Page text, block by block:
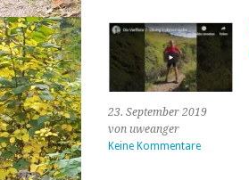
23. September 2019
von uweanger
Keine Kommentare